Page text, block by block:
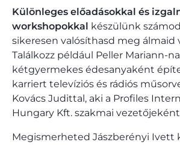
Különleges előadásokkal és
workshopokkal készülünk
sikeresen valósíthasd meg álmaid
Találkozz például Peller Mariann-
kétgyermekes édesanyaként
karriert televíziós és rádiós
Kovács Judittal, aki a Profiles
Hungary Kft. szakmai
Megismerheted Jászberényi Ivett